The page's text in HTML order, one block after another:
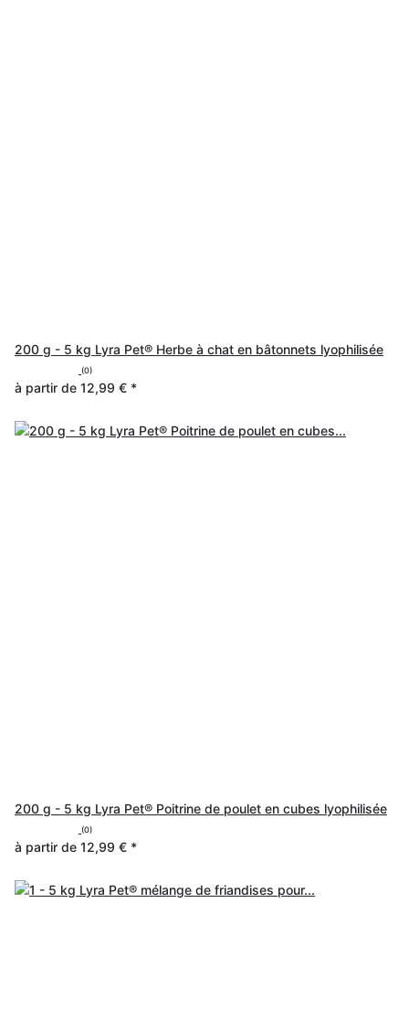
200 g - 5 kg Lyra Pet® Herbe à chat en bâtonnets lyophilisée
(0)
à partir de 12,99 € *
200 g - 5 kg Lyra Pet® Poitrine de poulet en cubes lyophilisée
(0)
à partir de 12,99 € *